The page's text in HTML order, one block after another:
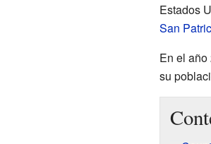
Estados
San
En el
su